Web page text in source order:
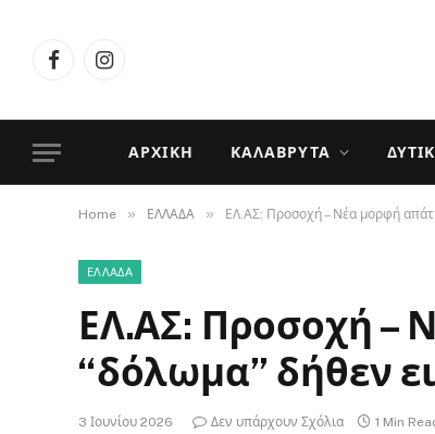
FacebookInstagram
ΑΡΧΙΚΉ ΚΑΛΆΒΡΥΤΑ
Home » ΕΛΛΑΔΑ » ΕΛ.ΑΣ: Προσοχή – Νέα μορφή
ΕΛΛΑΔΑ
ΕΛ.ΑΣ: Προσοχή –
“δόλωμα” δήθεν
3 Ιουνίου 2026 Δεν υπάρχουν Σχόλια 1 Min